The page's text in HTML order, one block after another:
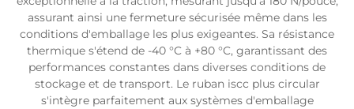
assurant ainsi une fermeture sécurisée même dans les
conditions d'emballage les plus exigeantes. Sa résistance
thermique s'étend de -40 °C à +80 °C, garantissant des
performances constantes dans diverses conditions de
stockage et de transport. Le ruban iscc plus circular
s'intègre parfaitement aux systèmes d'emballage